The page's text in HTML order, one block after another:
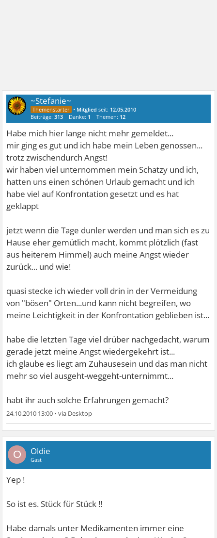
~Stefanie~
• Mitglied seit: 12.05.2010
Beiträge:313 Danke: 1 Themen: 12
Habe mich hier lange nicht mehr gemeldet...
mir ging es gut und ich habe mein Leben genossen...
trotz zwischendurch Angst!
wir haben viel unternommen mein Schatzy und ich,
hatten uns einen schönen Urlaub gemacht und ich
habe viel auf Konfrontation gesetzt und es hat
geklappt
jetzt wenn die Tage dunler werden und man sich es zu
Hause eher gemütlich macht, kommt plötzlich (fast
aus heiterem Himmel) auch meine Angst wieder
zurück... und wie!
quasi stecke ich wieder voll drin in der Vermeidung
von "bösen" Orten...und kann nicht begreifen, wo
meine Leichtigkeit in der Konfrontation geblieben ist...
habe die letzten Tage viel drüber nachgedacht, warum
gerade jetzt meine Angst wiedergekehrt ist...
ich glaube es liegt am Zuhausesein und das man nicht
mehr so viel ausgeht-weggeht-unternimmt...
habt ihr auch solche Erfahrungen gemacht?
24.10.2010 13:00 •
O Oldie
Gast
Yep !
So ist es. Stück für Stück !!
Habe damals unter Medikamenten immer eine